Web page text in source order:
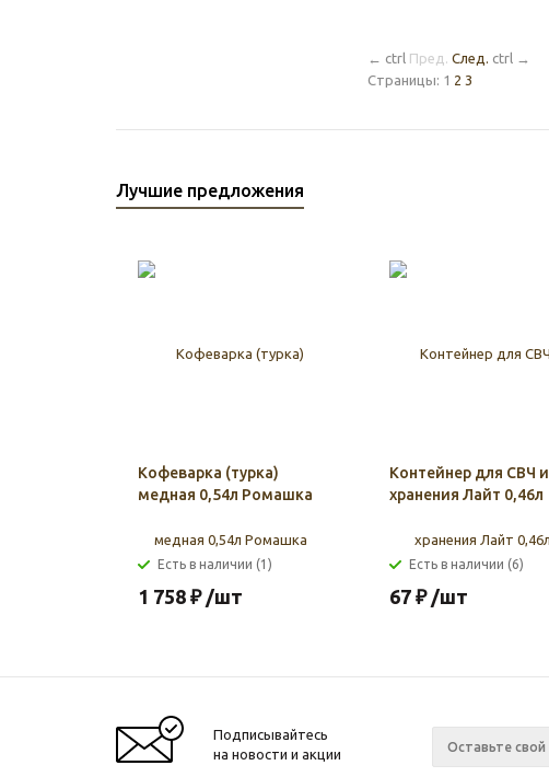
← ctrl Пред. След. ctrl →
Страницы: 1 2 3
Лучшие предложения
Кофеварка (турка)
медная 0,54л Ромашка
Есть в наличии (1)
1 758 ₽ /шт
Контейнер для СВЧ и
хранения Лайт 0,46л
Есть в наличии (6)
67 ₽ /шт
Подписывайтесь
на новости и акции